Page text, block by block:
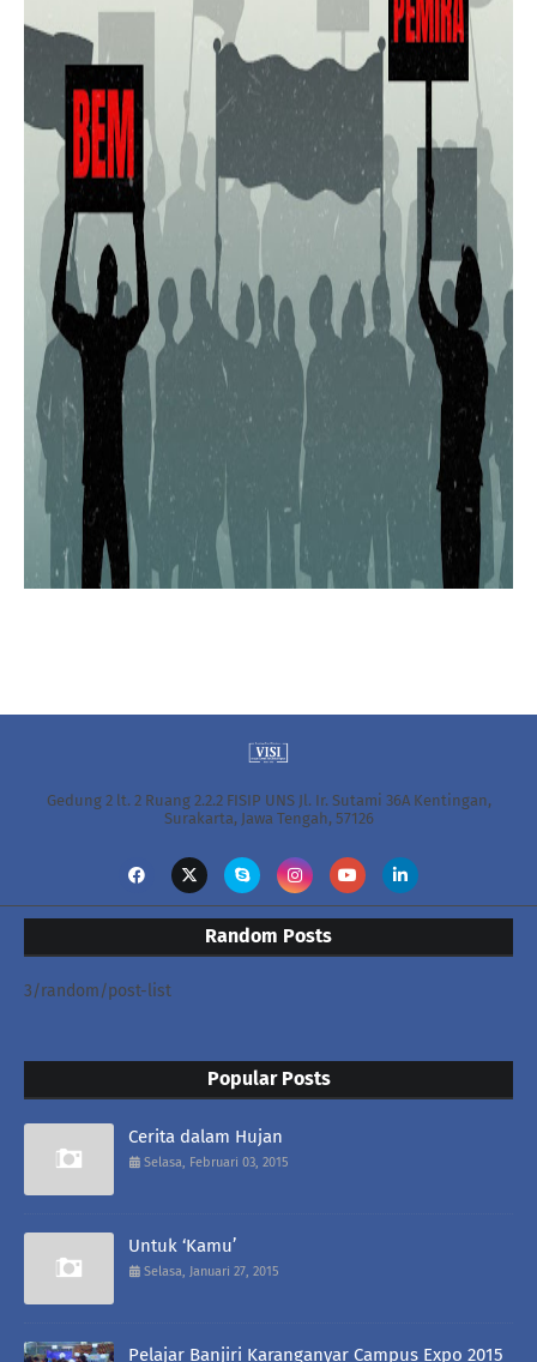
Gedung 2 lt. 2 Ruang 2.2.2 FISIP UNS Jl. Ir. Sutami 36A Kentingan,
Surakarta, Jawa Tengah, 57126
Random Posts
3/random/post-list
Popular Posts
Cerita dalam Hujan
Selasa, Februari 03, 2015
Untuk ‘Kamu’
Selasa, Januari 27, 2015
Pelajar Banjiri Karanganyar Campus Expo 2015